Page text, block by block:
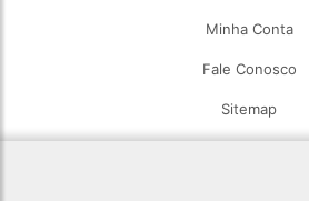
Minha Conta
Fale Conosco
Sitemap